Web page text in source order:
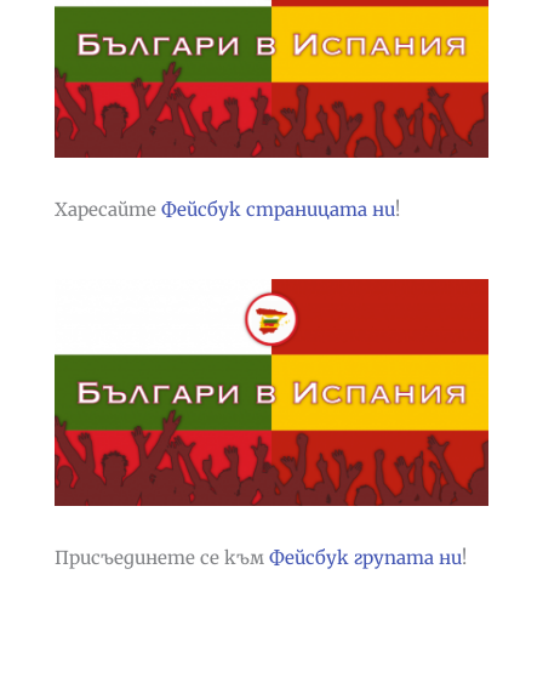
Харесайте Фейсбук страницата ни!
Присъединете се към Фейсбук групата ни!